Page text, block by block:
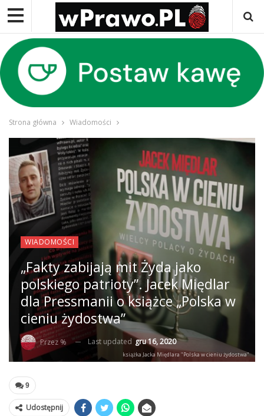
Strona główna Wiadomości
WIADOMOŚCI
„Fakty zabijają mit Żyda jako
polskiego patrioty”. Jacek Międlar
dla Pressmanii o książce „Polska w
cieniu żydostwa”
Przez % Last updated gru 16, 2020
książka Jacka Międlara "Polska w cieniu żydostwa"
9
Udostępnij